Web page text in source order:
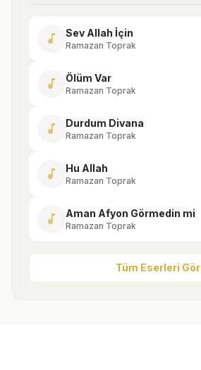
music_note Sev Allah İçin
Ramazan Toprak
music_note Ölüm Var
Ramazan Toprak
music_note Durdum Divana
Ramazan Toprak
music_note Hu Allah
Ramazan Toprak
music_note Aman Afyon Görmedin mi
Ramazan Toprak
Tüm Eserleri Gör